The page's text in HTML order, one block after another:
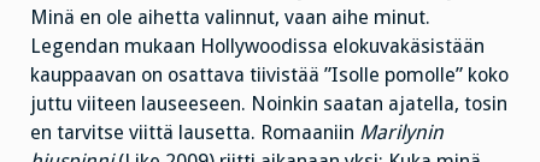
Minä en ole aihetta valinnut, vaan aihe minut.
Legendan mukaan Hollywoodissa elokuvakäsistään
kauppaavan on osattava tiivistää ”Isolle pomolle” koko
juttu viiteen lauseeseen. Noinkin saatan ajatella, tosin
en tarvitse viittä lausetta. Romaaniin Marilynin